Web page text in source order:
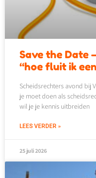
Save the Date
“hoe fluit ik
Scheidsrechters avond bij
je moet doen als
wil je je kennis uitbreiden
LEES VERDER »
25 juli 2026